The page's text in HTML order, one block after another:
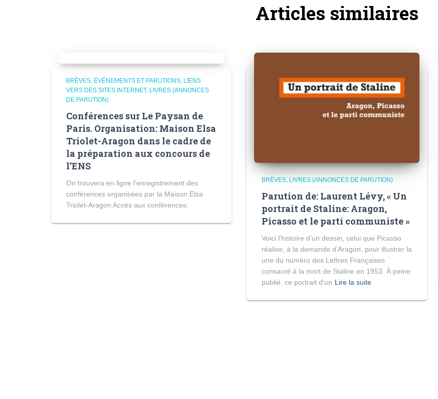
Articles similaires
BRÈVES ÉVÉNEMENTS ET PARUTIONS LIENS
VERS DES SITES INTERNET LIVRES (ANNONCES
DE PARUTION)
Conférences sur Le Paysan de
Paris. Organisation: Maison Elsa
Triolet-Aragon dans le cadre de
la préparation aux concours de
l’ENS
On trouvera en ligne l’enregistrement des
conférences organisées par la Maison Elsa
Triolet-Aragon Accès aux conférences:
BRÈVES LIVRES (ANNONCES DE PARUTION)
Parution de: Laurent Lévy, « Un
portrait de Staline: Aragon,
Picasso et le parti communiste »
Voici l’histoire d’un dessin, celui que Picasso
réalise, à la demande d’Aragon, pour illustrer la
une du numéro des Lettres Françaises
consacré à la mort de Staline en 1953. À peine
publié, ce portrait d’un Lire la suite